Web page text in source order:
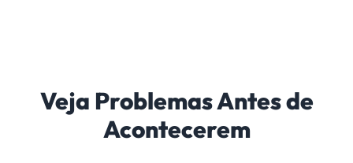
Veja Problemas Antes de
Acontecerem